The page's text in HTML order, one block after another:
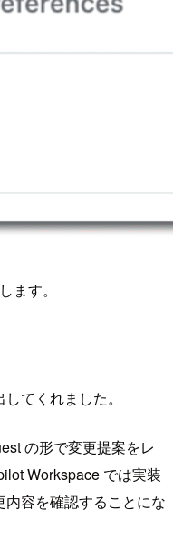
ます。
てくれました。
の形で変更提案をレ
Workspace では実装
容を確認することにな